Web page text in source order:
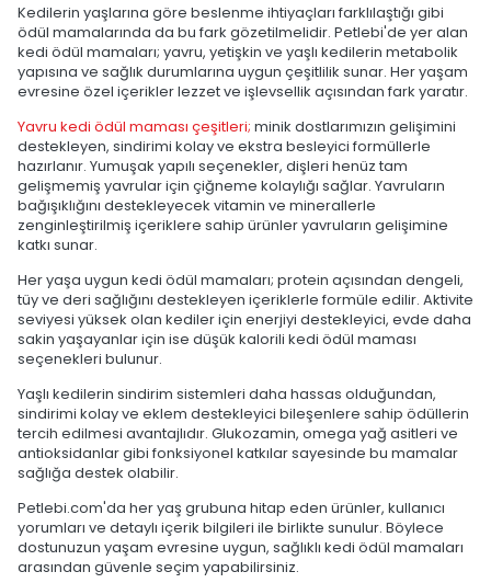
Kedilerin yaşlarına göre beslenme ihtiyaçları farklılaştığı gibi
ödül mamalarında da bu fark gözetilmelidir. Petlebi'de yer alan
kedi ödül mamaları; yavru, yetişkin ve yaşlı kedilerin metabolik
yapısına ve sağlık durumlarına uygun çeşitlilik sunar. Her yaşam
evresine özel içerikler lezzet ve işlevsellik açısından fark yaratır.
Yavru kedi ödül maması çeşitleri; minik dostlarımızın gelişimini
destekleyen, sindirimi kolay ve ekstra besleyici formüllerle
hazırlanır. Yumuşak yapılı seçenekler, dişleri henüz tam
gelişmemiş yavrular için çiğneme kolaylığı sağlar. Yavruların
bağışıklığını destekleyecek vitamin ve minerallerle
zenginleştirilmiş içeriklere sahip ürünler yavruların gelişimine
katkı sunar.
Her yaşa uygun kedi ödül mamaları; protein açısından dengeli,
tüy ve deri sağlığını destekleyen içeriklerle formüle edilir. Aktivite
seviyesi yüksek olan kediler için enerjiyi destekleyici, evde daha
sakin yaşayanlar için ise düşük kalorili kedi ödül maması
seçenekleri bulunur.
Yaşlı kedilerin sindirim sistemleri daha hassas olduğundan,
sindirimi kolay ve eklem destekleyici bileşenlere sahip ödüllerin
tercih edilmesi avantajlıdır. Glukozamin, omega yağ asitleri ve
antioksidanlar gibi fonksiyonel katkılar sayesinde bu mamalar
sağlığa destek olabilir.
Petlebi.com'da her yaş grubuna hitap eden ürünler, kullanıcı
yorumları ve detaylı içerik bilgileri ile birlikte sunulur. Böylece
dostunuzun yaşam evresine uygun, sağlıklı kedi ödül mamaları
arasından güvenle seçim yapabilirsiniz.